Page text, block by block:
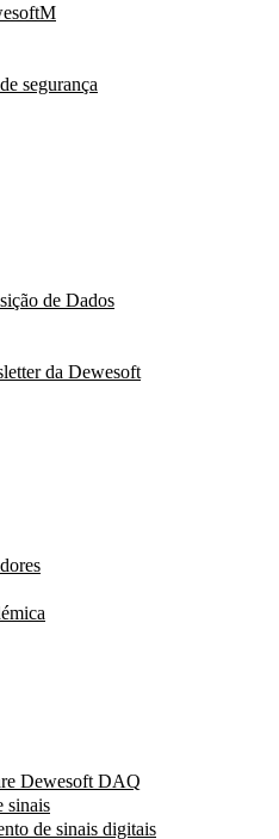
segurança
de Dados
da Dewesoft
Dewesoft DAQ
sinais
de sinais digitais